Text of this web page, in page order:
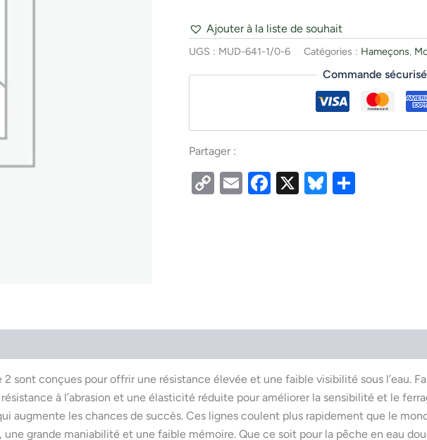
Ajouter à la liste de souhait
UGS : MUD-641-1/0-6 Catégories : Hameçons,
Commande
Partager :
CopyEmailFacebook
X Bluesky
sont conçues pour offrir une résistance élevée et une faible visibilité sous l’eau.
à l’abrasion et une élasticité réduite pour améliorer la sensibilité et le
augmente les chances de succès. Ces lignes coulent plus rapidement que le
grande maniabilité et une faible mémoire. Que ce soit pour la pêche en eau